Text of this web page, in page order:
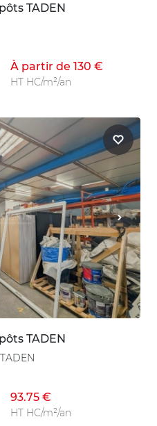
TADEN
À partir de 130 €
HT HC/m²/an
TADEN
93.75 €
HT HC/m²/an